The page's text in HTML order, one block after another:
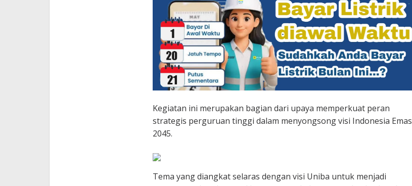
Kegiatan ini merupakan bagian dari upaya memperkuat peran
strategis perguruan tinggi dalam menyongsong visi Indonesia Emas
2045.
Tema yang diangkat selaras dengan visi Uniba untuk menjadi